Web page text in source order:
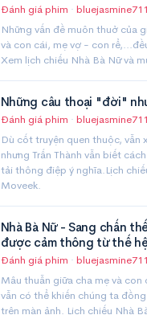
Đánh giá phim · bluejasmine711
Những vấn đề muôn thuở của
và con cái, mẹ vợ - con
Xem lịch chiếu Nhà Bà Nữ và
Những câu thoại "đời"
Đánh giá phim · bluejasmine711
Dù cốt truyện quen thuộc, vẫn
nhưng Trấn Thành vẫn biết
tải thông điệp ý nghĩa.Lịch
Moveek.
Nhà Bà Nữ - Sang chấn
được cảm thông từ thế
Đánh giá phim · bluejasmine711
Mâu thuẫn giữa cha mẹ và
vẫn có thể khiến chúng ta
trên màn ảnh. Lịch chiếu Nhà